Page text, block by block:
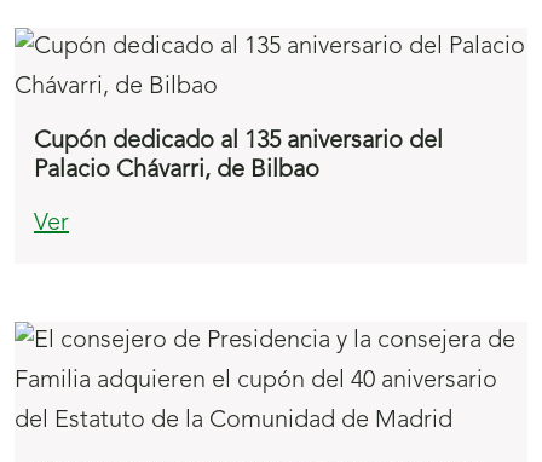
Cupón dedicado al 135 aniversario del
Palacio Chávarri, de Bilbao
Ver